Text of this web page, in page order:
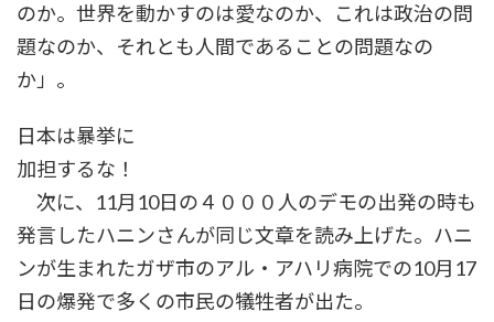
のか。世界を動かすのは愛なのか、これは政治の問
題なのか、それとも人間であることの問題なの
か」。
日本は暴挙に
加担するな！
次に、11月10日の４０００人のデモの出発の時も
発言したハニンさんが同じ文章を読み上げた。ハニ
ンが生まれたガザ市のアル・アハリ病院での10月17
日の爆発で多くの市民の犠牲者が出た。